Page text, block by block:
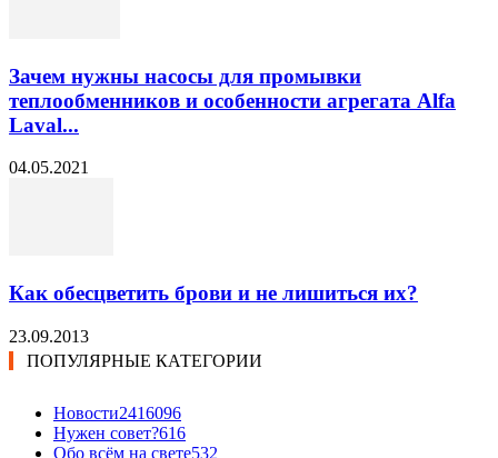
Зачем нужны насосы для промывки
теплообменников и особенности агрегата Alfa
Laval...
04.05.2021
Как обесцветить брови и не лишиться их?
23.09.2013
ПОПУЛЯРНЫЕ КАТЕГОРИИ
Новости2416096
Нужен совет?616
Обо всём на свете532